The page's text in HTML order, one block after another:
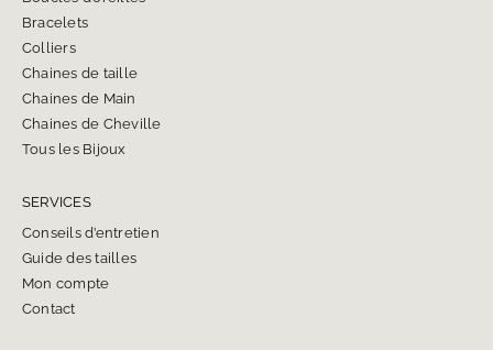
Bracelets
Colliers
Chaines de taille
Chaines de Main
Chaines de Cheville
Tous les Bijoux
SERVICES
Conseils d’entretien
Guide des tailles
Mon compte
Contact